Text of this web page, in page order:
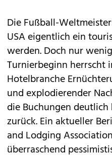
Die Fußball-
USA eigentlich ein
werden. Doch nur
Turnierbeginn herrscht
Hotelbranche
und explodierender
die Buchungen
zurück. Ein aktueller
and Lodging
überraschend